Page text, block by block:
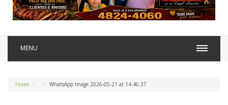
MENU
Home WhatsApp Image 2026-05-21 at 14.46.37